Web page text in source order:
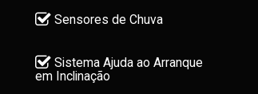
Sensores de Chuva
Sistema Ajuda ao Arranque
em Inclinação